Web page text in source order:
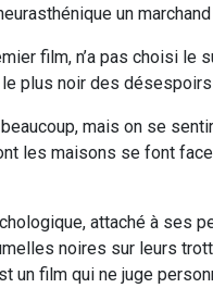
un
film, n’a pas choisi le
plus noir des
beaucoup, mais on se
les maisons se font
attaché à ses
noires sur leurs
un film qui ne juge